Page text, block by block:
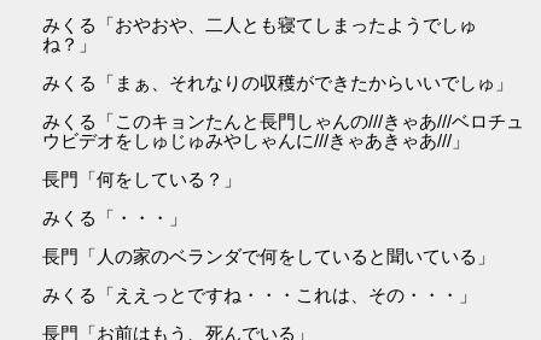
みくる「おやおや、二人とも寝てしまったようでしゅ
ね？」
みくる「まぁ、それなりの収穫ができたからいいでしゅ」
みくる「このキョンたんと長門しゃんの///きゃあ///ベロチュ
ウビデオをしゅじゅみやしゃんに///きゃあきゃあ///」
長門「何をしている？」
みくる「・・・」
長門「人の家のベランダで何をしていると聞いている」
みくる「ええっとですね・・・これは、その・・・」
長門「お前はもう、死んでいる」